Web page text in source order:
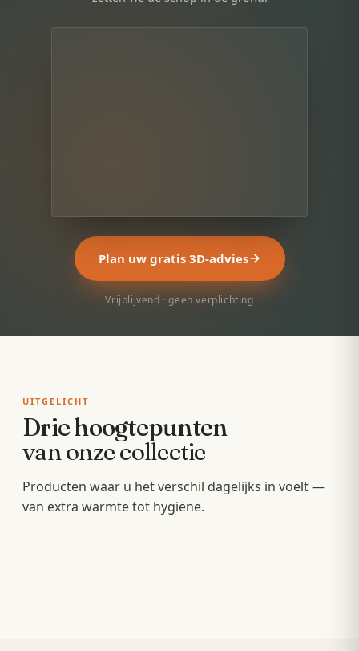
Plan uw gratis 3D-advies
Vrijblijvend · geen verplichting
UITGELICHT
Drie hoogtepunten
van onze collectie
Producten waar u het verschil dagelijks in voelt —
van extra warmte tot hygiëne.
Badkamermeubels
Hang- en staande meubels met soft-close — op
Sunshowers
Spoeltoiletten